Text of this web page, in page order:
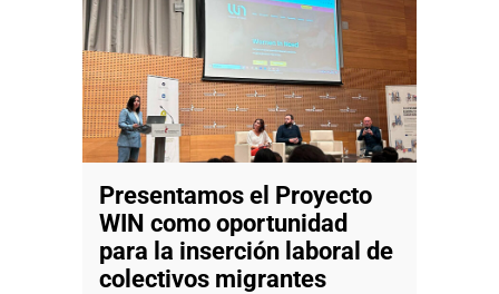
Presentamos el Proyecto
WIN como oportunidad
para la inserción laboral de
colectivos migrantes